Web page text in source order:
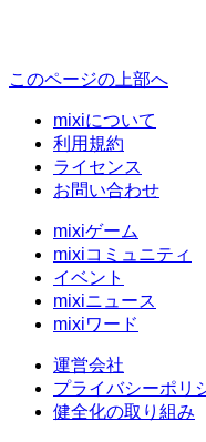
このページの上部へ
mixiについて
利用規約
ライセンス
お問い合わせ
mixiゲーム
mixiコミュニティ
イベント
mixiニュース
mixiワード
運営会社
プライバシーポリ
健全化の取り組み